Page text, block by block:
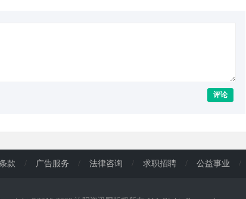
评论
款 / 广告服务 / 法律咨询 / 求职招聘 / 公益事业 /